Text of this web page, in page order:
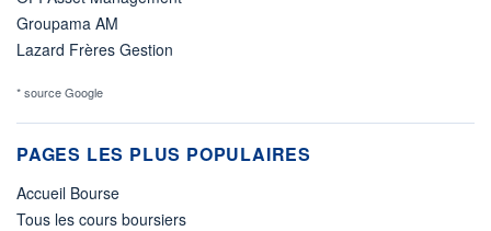
Groupama AM
Lazard Frères Gestion
* source Google
PAGES LES PLUS POPULAIRES
Accueil Bourse
Tous les cours boursiers